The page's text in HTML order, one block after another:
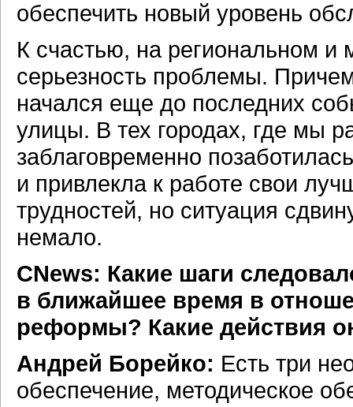
обеспечить новый уровень
К счастью, на региональном и
серьезность проблемы.
начался еще до последних
улицы. В тех городах, где мы
заблаговременно
и привлекла к работе свои
трудностей, но ситуация
немало.
CNews: Какие шаги
в ближайшее время в
реформы? Какие действия
Андрей Борейко: Есть три
обеспечение, методическое